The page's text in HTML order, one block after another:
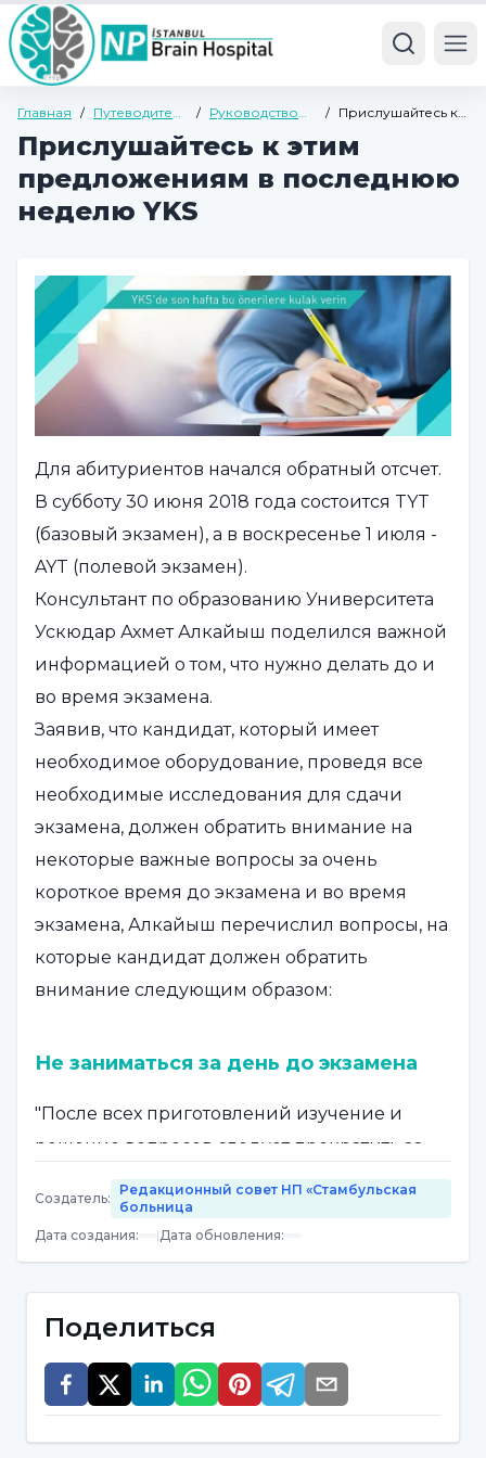
Главная / Путеводитель
/ Руководство
подростковой
/ Прислушайтесь к
предложениям в
неделю YKS
Прислушайтесь к этим
предложениям в последнюю
неделю YKS
Для абитуриентов начался обратный отсчет.
В субботу 30 июня 2018 года состоится TYT
(базовый экзамен), а в воскресенье 1 июля -
AYT (полевой экзамен).
Консультант по образованию Университета
Ускюдар Ахмет Алкайыш поделился важной
информацией о том, что нужно делать до и
во время экзамена.
Заявив, что кандидат, который имеет
необходимое оборудование, проведя все
необходимые исследования для сдачи
экзамена, должен обратить внимание на
некоторые важные вопросы за очень
короткое время до экзамена и во время
экзамена, Алкайыш перечислил вопросы, на
которые кандидат должен обратить
внимание следующим образом:
Не заниматься за день до экзамена
"После всех приготовлений изучение и
решение вопросов следует прекратить за
день до экзамена. В противном случае
изучение и решение вопросов до самого
экзамена повысит уровень стресса и
проведения экзамена
Создатель:
Редакционный совет НП «Стамбульская
больница
Дата создания: |Дата обновления:
Поделиться